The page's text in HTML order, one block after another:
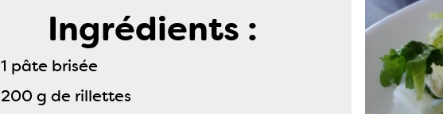
Ingrédients :
1 pâte brisée
200 g de rillettes